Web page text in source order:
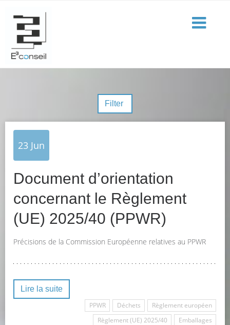
23 Jun
Document d’orientation
concernant le Règlement
(UE) 2025/40 (PPWR)
Précisions de la Commission Européenne relatives au PPWR
Lire la suite
PPWR
Déchets
Règlement européen
Règlement (UE) 2025/40
Emballages
Filter